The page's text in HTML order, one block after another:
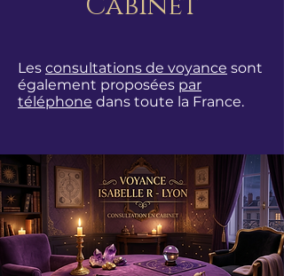
Les consultations de voyance sont
également proposées par
téléphone dans toute la France.